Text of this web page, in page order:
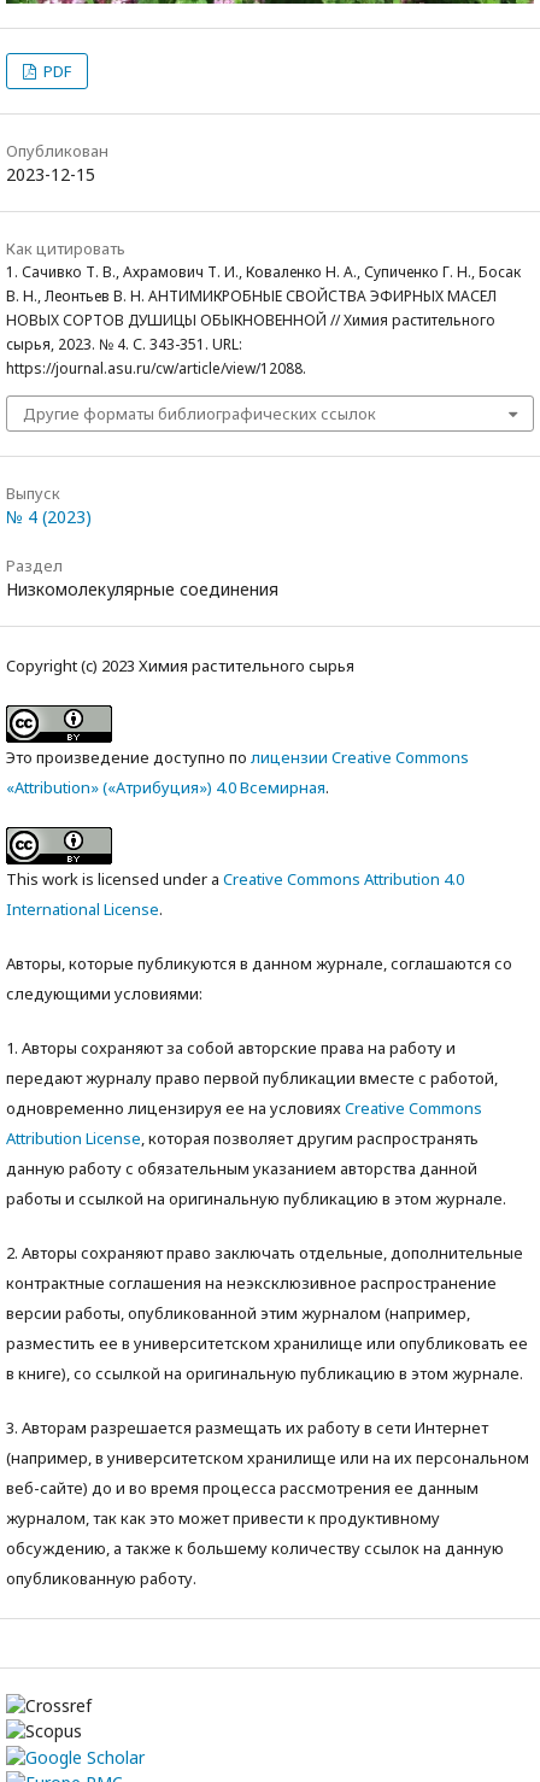
PDF
Опубликован
2023-12-15
Как цитировать
1. Сачивко Т. В., Ахрамович Т. И., Коваленко Н. А., Супиченко Г. Н., Босак
В. Н., Леонтьев В. Н. АНТИМИКРОБНЫЕ СВОЙСТВА ЭФИРНЫХ МАСЕЛ
НОВЫХ СОРТОВ ДУШИЦЫ ОБЫКНОВЕННОЙ // Химия растительного
сырья, 2023. № 4. С. 343-351. URL:
https://journal.asu.ru/cw/article/view/12088.
Другие форматы библиографических ссылок
Выпуск
№ 4 (2023)
Раздел
Низкомолекулярные соединения
Copyright (c) 2023 Химия растительного сырья
Это произведение доступно по лицензии Creative Commons
«Attribution» («Атрибуция») 4.0 Всемирная.
This work is licensed under a Creative Commons Attribution 4.0
International License.
Авторы, которые публикуются в данном журнале, соглашаются со
следующими условиями:
1. Авторы сохраняют за собой авторские права на работу и
передают журналу право первой публикации вместе с работой,
одновременно лицензируя ее на условияхCreative Commons
Attribution License, которая позволяет другим распространять
данную работу с обязательным указанием авторства данной
работы и ссылкой на оригинальную публикацию в этом журнале.
2. Авторы сохраняют право заключать отдельные, дополнительные
контрактные соглашения на неэксклюзивное распространение
версии работы, опубликованной этим журналом (например,
разместить ее в университетском хранилище или опубликовать ее
в книге), со ссылкой на оригинальную публикацию в этом журнале.
3. Авторам разрешается размещать их работу в сети Интернет
(например, в университетском хранилище или на их персональном
веб-сайте) до и во время процесса рассмотрения ее данным
журналом, так как это может привести к продуктивному
обсуждению, а также к большему количеству ссылок на данную
опубликованную работу.